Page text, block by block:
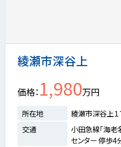
綾瀬市深谷上
価格 1,980万円
所在地
綾瀬市深谷上
交通
小田急線「海老
センター 停歩4